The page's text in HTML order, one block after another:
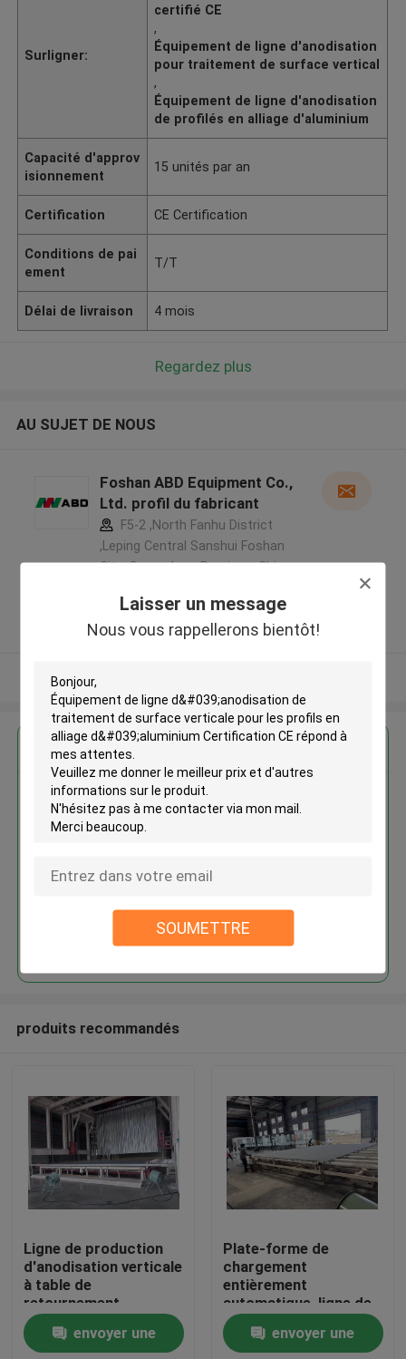
Laisser un message
Nous vous rappellerons bientôt!
SOUMETTRE
Maison
Produits
VR Show
Surligner:
certifié CE
,
Équipement de ligne d'anodisation
pour traitement de surface vertical
,
Équipement de ligne d'anodisation
de profilés en alliage d'aluminium
Capacité d'approv
isionnement
15 unités par an
Certification CE Certification
Conditions de pai
ement
T/T
Délai de livraison 4 mois
Regardez plus
AU SUJET DE NOUS
Foshan ABD Equipment Co.,
Ltd. profil du fabricant
F5-2 ,North Fanhu District
,Leping Central Sanshui Foshan
City ,Guangdong Province ,China
5.0
Fournisseur vérifié
Équipement de ligne
Certification CE
Continuer
produits recommandés
Ligne de production
d'anodisation verticale
à table de
retournement
entièrement
automatique pour les
envoyer une
Plate-forme de
chargement
entièrement
automatique, ligne de
production
d'anodisation verticale
envoyer une